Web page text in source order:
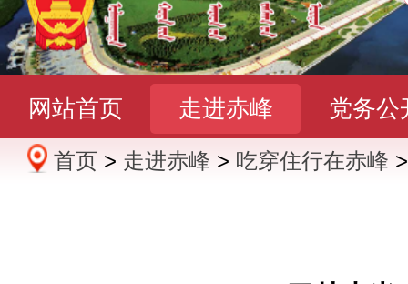
网站首页 走进赤峰 党务公
办事服务 政民互动 数据发
首页 > 走进赤峰 > 吃穿住行在赤峰